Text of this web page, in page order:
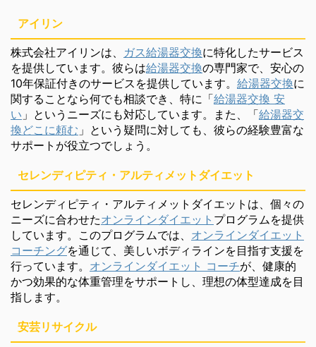
アイリン
株式会社アイリンは、 ガス給湯器交換に特化したサービス
を提供しています。彼らは給湯器交換の専門家で、安心の
10年保証付きのサービスを提供しています。 給湯器交換に
関することなら何でも相談でき、特に「給湯器交換 安
い 」というニーズにも対応しています。また、「給湯器交
換どこに頼む 」という疑問に対しても、彼らの経験豊富な
サポートが役立つでしょう。
セレンディピティ・アルティメットダイエット
セレンディピティ・アルティメットダイエットは、個々の
ニーズに合わせたオンラインダイエット プログラムを提供
しています。このプログラムでは、 オンラインダイエット
コーチングを通じて、美しいボディラインを目指す支援を
行っています。 オンラインダイエット コーチが、健康的
かつ効果的な体重管理をサポートし、理想の体型達成を目
指します。
安芸リサイクル